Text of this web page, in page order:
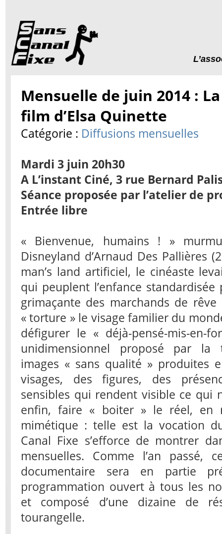
Mensuelle de juin 2014 :
film d’Elsa Quinette
Catégorie : Diffusions mensuelles
Mardi 3 juin 20h30
A L’instant Ciné, 3 rue Bernard
Séance proposée par l’atelier de
Entrée libre
« Bienvenue, humains ! »
Disneyland d’Arnaud Des Pallières
man’s land artificiel, le cinéaste
qui peuplent l’enfance
grimaçante des marchands de
« torture » le visage familier du
défigurer le « déjà-pensé-mis-en-
unidimensionnel proposé par la
images « sans qualité » produites
visages, des figures, des
sensibles qui rendent visible ce qui
enfin, faire « boiter » le réel, en
mimétique : telle est la vocation
Canal Fixe s’efforce de montrer
mensuelles. Comme l’an passé,
documentaire sera en partie
programmation ouvert à tous les
et composé d’une dizaine de
tourangelle.